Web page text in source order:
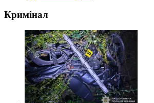
Кримінал